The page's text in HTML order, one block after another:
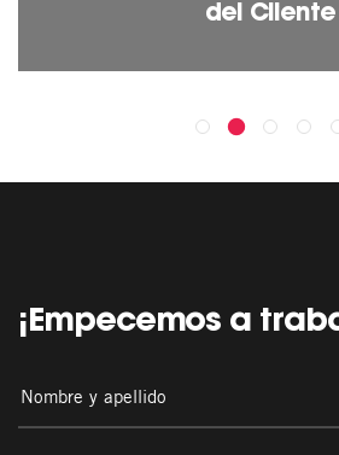
del Cliente
¡Empecemos a